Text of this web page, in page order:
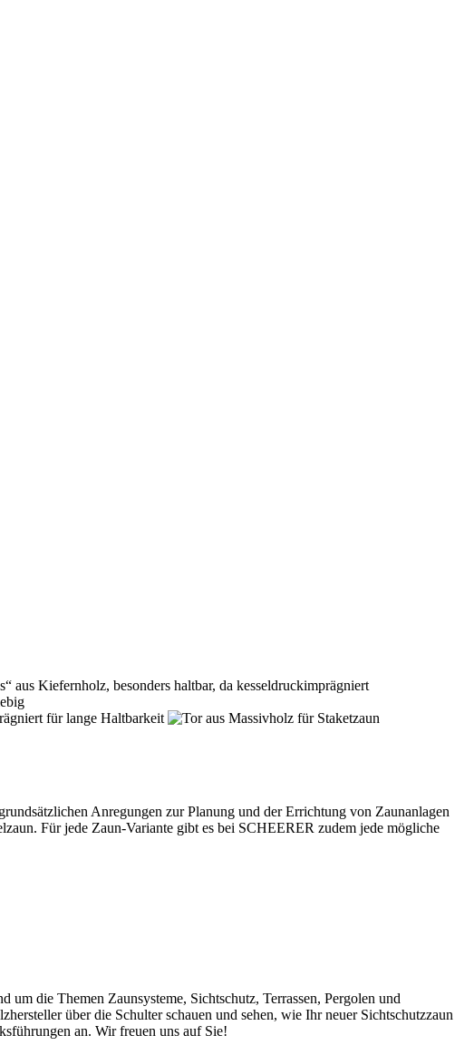
Anregungen zur Planung und der Errichtung von Zaunanlagen
Für jede Zaun-Variante gibt es bei SCHEERER zudem jede mögliche
die Themen Zaunsysteme, Sichtschutz, Terrassen, Pergolen und
über die Schulter schauen und sehen, wie Ihr neuer Sichtschutzzaun
an. Wir freuen uns auf Sie!